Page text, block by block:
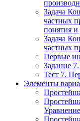
Задача
частных
понятия и
Задача
частных
Первые
Задание
Тест 7.
Элементы